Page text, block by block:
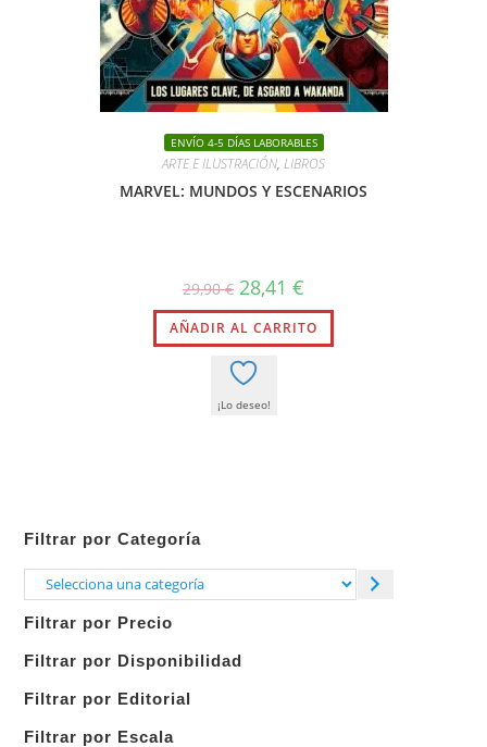
ENVÍO 4-5 DÍAS LABORABLES
ARTE E ILUSTRACIÓN, LIBROS
MARVEL: MUNDOS Y ESCENARIOS
29,90€ El
precio
original
era:
29,90 €.
28,41 €
actual
es:
28,41 €.
AÑADIR AL CARRITO
¡Lo deseo!
Filtrar por Categoría
Selecciona
categoría
Filtrar por Precio
Filtrar por Disponibilidad
Filtrar por Editorial
Filtrar por Escala